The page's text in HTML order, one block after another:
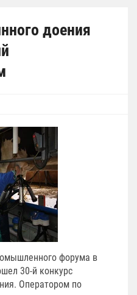
доения
форума в
30-й конкурс
Оператором по